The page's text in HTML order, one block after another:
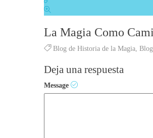
La Magia Como
Blog de Historia de la Magia
Deja una respuesta
Message